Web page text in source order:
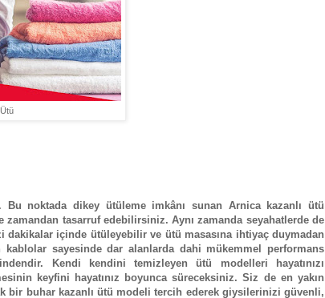
noktada dikey ütüleme imkânı sunan Arnica kazanlı ütü
tasarruf edebilirsiniz. Aynı zamanda seyahatlerde de
dakikalar içinde ütüleyebilir ve ütü masasına ihtiyaç duymadan
sayesinde dar alanlarda dahi mükemmel performans
Kendi kendini temizleyen ütü modelleri hayatınızı
keyfini hayatınız boyunca süreceksiniz. Siz de en yakın
bir buhar kazanlı ütü modeli tercih ederek giysilerinizi güvenli,